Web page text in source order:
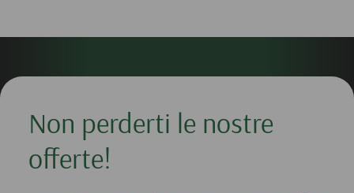
Non perderti le nostre
offerte!